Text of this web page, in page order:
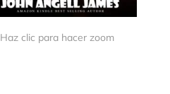
Haz clic para hacer zoom